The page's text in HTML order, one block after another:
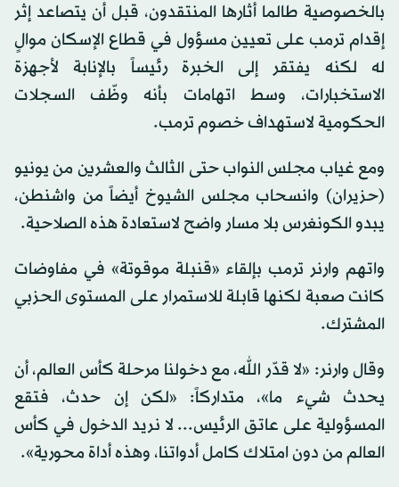
بالخصوصية طالما أثارها المنتقدون، قبل أن يتصاعد إثر
إقدام ترمب على تعيين مسؤول في قطاع الإسكان موالٍ
له لكنه يفتقر إلى الخبرة رئيساً بالإنابة لأجهزة
الاستخبارات، وسط اتهامات بأنه وظّف السجلات
الحكومية لاستهداف خصوم ترمب.
ومع غياب مجلس النواب حتى الثالث والعشرين من يونيو
(حزيران) وانسحاب مجلس الشيوخ أيضاً من واشنطن،
يبدو الكونغرس بلا مسار واضح لاستعادة هذه الصلاحية.
واتهم وارنر ترمب بإلقاء «قنبلة موقوتة» في مفاوضات
كانت صعبة لكنها قابلة للاستمرار على المستوى الحزبي
المشترك.
وقال وارنر: «لا قدّر الله، مع دخولنا مرحلة كأس العالم، أن
يحدث شيء ما»، متداركاً: «لكن إن حدث، فتقع
المسؤولية على عاتق الرئيس... لا نريد الدخول في كأس
العالم من دون امتلاك كامل أدواتنا، وهذه أداة محورية».